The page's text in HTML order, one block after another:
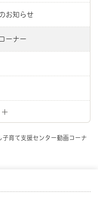
お知らせ
ーナー
子育て支援センター動画コーナ